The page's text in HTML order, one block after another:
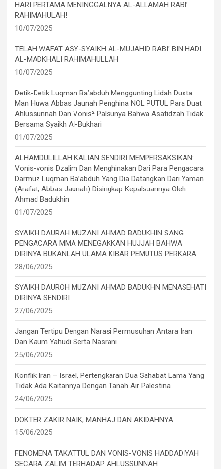
HARI PERTAMA MENINGGALNYA AL-ALLAMAH RABI’
RAHIMAHULAH!
10/07/2025
TELAH WAFAT ASY-SYAIKH AL-MUJAHID RABI’ BIN HADI
AL-MADKHALI RAHIMAHULLAH
10/07/2025
Detik-Detik Luqman Ba’abduh Menggunting Lidah Dusta
Man Huwa Abbas Jaunah Penghina NOL PUTUL Para Duat
Ahlussunnah Dan Vonis² Palsunya Bahwa Asatidzah Tidak
Bersama Syaikh Al-Bukhari
01/07/2025
ALHAMDULILLAH KALIAN SENDIRI MEMPERSAKSIKAN:
Vonis-vonis Dzalim Dan Menghinakan Dari Para Pengacara
Darmuz Luqman Ba’abduh Yang Dia Datangkan Dari Yaman
(Arafat, Abbas Jaunah) Disingkap Kepalsuannya Oleh
Ahmad Badukhin
01/07/2025
SYAIKH DAURAH MUZANI AHMAD BADUKHIN SANG
PENGACARA MMA MENEGAKKAN HUJJAH BAHWA
DIRINYA BUKANLAH ULAMA KIBAR PEMUTUS PERKARA
28/06/2025
SYAIKH DAUROH MUZANI AHMAD BADUKHN MENASEHATI
DIRINYA SENDIRI
27/06/2025
Jangan Tertipu Dengan Narasi Permusuhan Antara Iran
Dan Kaum Yahudi Serta Nasrani
25/06/2025
Konflik Iran – Israel, Pertengkaran Dua Sahabat Lama Yang
Tidak Ada Kaitannya Dengan Tanah Air Palestina
24/06/2025
DOKTER ZAKIR NAIK, MANHAJ DAN AKIDAHNYA
15/06/2025
FENOMENA TAKATTUL DAN VONIS-VONIS HADDADIYAH
SECARA ZALIM TERHADAP AHLUSSUNNAH